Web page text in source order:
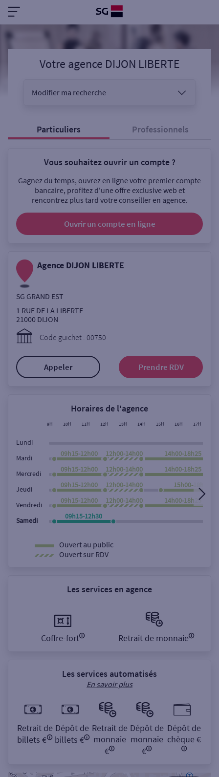
Votre agence DIJON LIBERTE
Modifier ma recherche
Sélectionnez votre recherche
Ouverte le samedi
Ouverte le lundi
Ville / Code postal
Rue
Rechercher
Particuliers Professionnels
Vous souhaitez ouvrir un compte ?
Gagnez du temps, ouvrez en ligne votre premier compte
bancaire, profitez d'une offre exclusive web et
rencontrez plus tard votre conseiller en agence.
Ouvrir un compte en ligne
Agence DIJON LIBERTE
SG GRAND EST
1 RUE DE LA LIBERTE
21000 DIJON
Code guichet : 00750
Appeler Prendre RDV
Horaires de l'agence
9H 10H 11H 12H 13H 14H 15H 16H 17H
Lundi
Mardi
09h15-12h00 14h00-18h25
12h00-14h00
Mercredi
09h15-12h00 14h00-18h25
12h00-14h00
Jeudi
09h15-12h00 15h00-18h25
12h00-14h00
Vendredi
09h15-12h00 14h00-18h25
12h00-14h00
Samedi
09h15-12h30
Ouvert au public
Ouvert sur RDV
Les services en agence
Coffre-fort Retrait de monnaie
Les services automatisés
En savoir plus
Retrait de
billets €
Dépôt de
billets €
Retrait de
monnaie
€
Dépôt de
monnaie
€
Dépôt de
chèque €